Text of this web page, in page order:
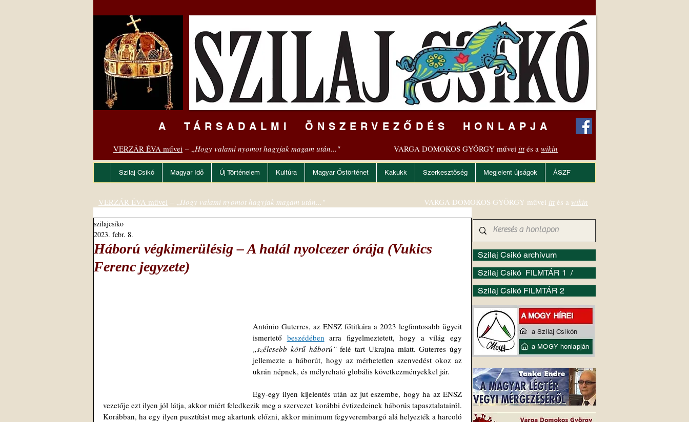
A TÁRSADALMI ÖNSZERVEZŐDÉS HONLAPJA
VERZÁR ÉVA művei – „Hogy valami nyomot hagyjak magam után..." VARGA DOMOKOS GYÖRGY művei ittés a wikin
Szilaj Csikó Magyar Idő Új Történelem Kultúra Magyar Őstörténet Kakukk Szerkesztőség Megjelent újságok ÁSZF
Háború végkimerülésig – A halál nyolcezer órája (Vukics
Ferenc jegyzete)
szilajcsiko
2023. febr. 8.
António Guterres, az ENSZ főtitkára a 2023 legfontosabb ügyeit
ismertető beszédében
„szélesebb körű háború” felé tart Ukrajna miatt. Guterres úgy
jellemezte a háborút, hogy az mérhetetlen szenvedést okoz az
ukrán népnek, és mélyreható globális következményekkel jár.
Egy-egy ilyen kijelentés után az jut eszembe, hogy ha az ENSZ
vezetője ezt ilyen jól látja, akkor miért feledkezik meg a szervezet korábbi évtizedeinek háborús tapasztalatairól.
Korábban, ha egy ilyen pusztítást meg akartunk előzni, akkor minimum fegyverembargó alá helyezték a harcoló
Szilaj Csikó archívum
Szilaj Csikó FILMTÁR 1 /
Szilaj Csikó FILMTÁR 2
VERZÁR ÉVA művei – „Hogy valami nyomot hagyjak magam után..." VARGA DOMOKOS GYÖRGY művei itt és a wikin
a Szilaj Csikón
a MOGY honlapján